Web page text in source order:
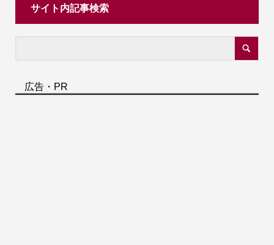
サイト内記事検索
広告・PR